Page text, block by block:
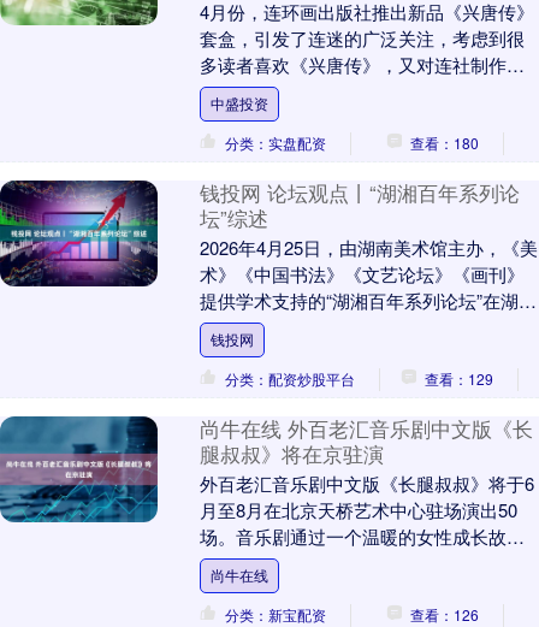
4月份，连环画出版社推出新品《兴唐传》
套盒，引发了连迷的广泛关注，考虑到很
多读者喜欢《兴唐传》，又对连社制作品
质犹豫不决，所以小歪特意做一期评测，
供大家参考。 ....
中盛投资
分类：实盘配资
查看：180
钱投网 论坛观点丨“湖湘百年系列论
坛”综述
2026年4月25日，由湖南美术馆主办，《美
术》《中国书法》《文艺论坛》《画刊》
提供学术支持的“湖湘百年系列论坛”在湖南
美术馆隆重举行。本次论坛以湖南近现代
美术....
钱投网
分类：配资炒股平台
查看：129
尚牛在线 外百老汇音乐剧中文版《长
腿叔叔》将在京驻演
外百老汇音乐剧中文版《长腿叔叔》将于6
月至8月在北京天桥艺术中心驻场演出50
场。音乐剧通过一个温暖的女性成长故事
呈现励志主题。 记者从5月15日在京召开
的新闻发....
尚牛在线
分类：新宝配资
查看：126